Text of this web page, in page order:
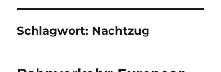
Schlagwort: Nachtzug